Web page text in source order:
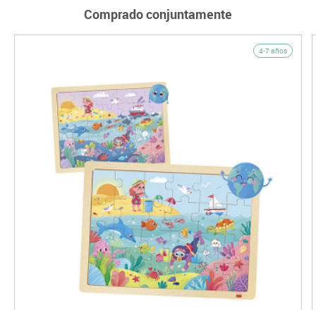
Comprado conjuntamente
4-7 años